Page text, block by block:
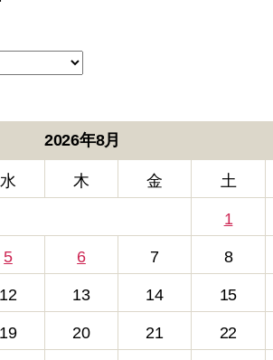
2026年8月
水 木 金 土
1
5 6 7 8
12 13 14 15
19 20 21 22